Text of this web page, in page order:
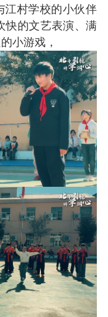
江村学校的小伙伴
快的文艺表演、满
小游戏，